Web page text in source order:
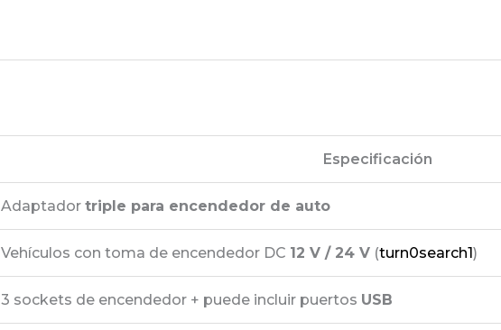
Especificación
Adaptador triple para encendedor de auto
Vehículos con toma de encendedor DC 12 V / 24 V(turn0search1)
3 sockets de encendedor + puede incluir puertos USB